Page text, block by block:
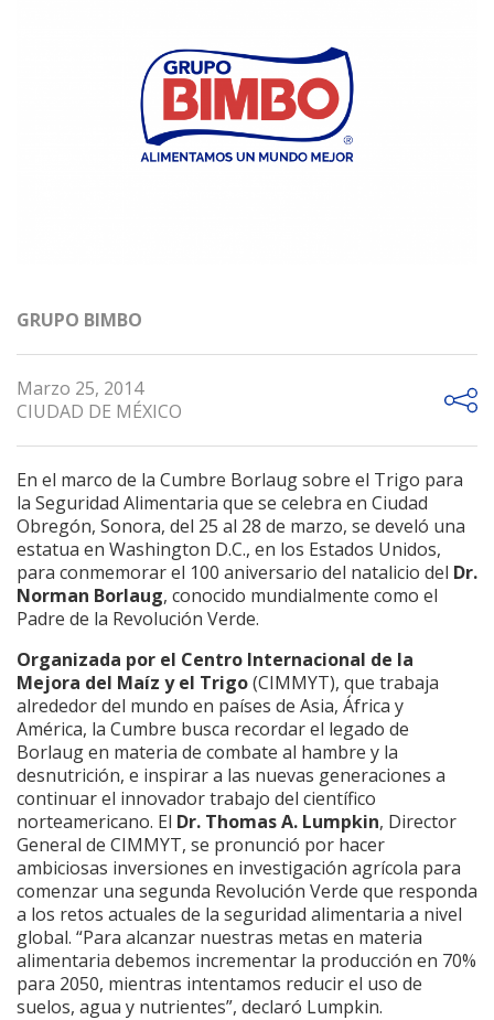
GRUPO BIMBO
Marzo 25, 2014
CIUDAD DE MÉXICO
En el marco de la Cumbre Borlaug sobre el Trigo para
la Seguridad Alimentaria que se celebra en Ciudad
Obregón, Sonora, del 25 al 28 de marzo, se develó una
estatua en Washington D.C., en los Estados Unidos,
para conmemorar el 100 aniversario del natalicio del Dr.
Norman Borlaug, conocido mundialmente como el
Padre de la Revolución Verde.
Organizada por el Centro Internacional de la
Mejora del Maíz y el Trigo(CIMMYT), que trabaja
alrededor del mundo en países de Asia, África y
América, la Cumbre busca recordar el legado de
Borlaug en materia de combate al hambre y la
desnutrición, e inspirar a las nuevas generaciones a
continuar el innovador trabajo del científico
norteamericano. El Dr. Thomas A. Lumpkin, Director
General de CIMMYT, se pronunció por hacer
ambiciosas inversiones en investigación agrícola para
comenzar una segunda Revolución Verde que responda
a los retos actuales de la seguridad alimentaria a nivel
global. “Para alcanzar nuestras metas en materia
alimentaria debemos incrementar la producción en 70%
para 2050, mientras intentamos reducir el uso de
suelos, agua y nutrientes”, declaró Lumpkin.